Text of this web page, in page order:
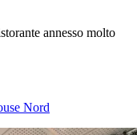
annesso molto
Nord